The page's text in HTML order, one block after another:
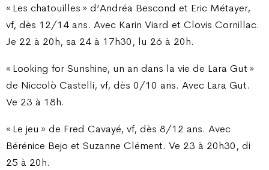
« Les chatouilles » d’Andréa Bescond et Eric Métayer,
vf, dès 12/14 ans. Avec Karin Viard et Clovis Cornillac.
Je 22 à 20h, sa 24 à 17h30, lu 26 à 20h.
« Looking for Sunshine, un an dans la vie de Lara Gut »
de Niccolò Castelli, vf, dès 0/10 ans. Avec Lara Gut.
Ve 23 à 18h.
« Le jeu » de Fred Cavayé, vf, dès 8/12 ans. Avec
Bérénice Bejo et Suzanne Clément. Ve 23 à 20h30, di
25 à 20h.